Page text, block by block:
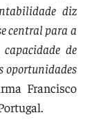
diz
central para a
de
oportunidades
Francisco